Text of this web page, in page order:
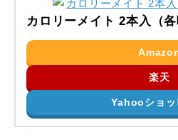
カロリーメイト 2本入（各
楽天
Yahooショッ